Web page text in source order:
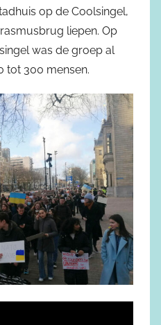
op de Coolsingel,
liepen. Op
was de groep al
tot 300 mensen.